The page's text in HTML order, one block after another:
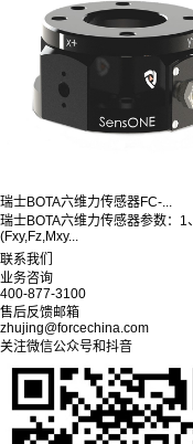
瑞士BOTA六维力传感器FC-...
瑞士BOTA六维力传感器参数：1
(Fxy,Fz,Mxy...
联系我们
业务咨询
400-877-3100
售后反馈邮箱
zhujing@forcechina.com
关注微信公众号和抖音